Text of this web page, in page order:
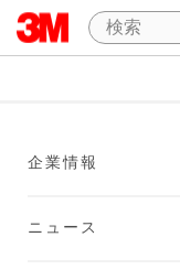
企業情報
ニュース